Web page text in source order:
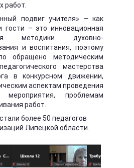
работ.
подвиг учителя» – как
гости – это инновационная
методики духовно-
и воспитания, поэтому
обращено методическим
мастерства
в конкурсном движении,
аспектам проведения
мероприятия, проблемам
работ.
более 50 педагогов
Липецкой области.